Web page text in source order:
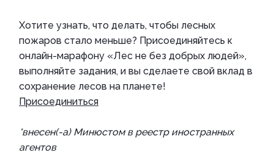
Хотите узнать, что делать, чтобы лесных
пожаров стало меньше? Присоединяйтесь к
онлайн-марафону «Лес не без добрых людей»,
выполняйте задания, и вы сделаете свой вклад в
сохранение лесов на планете!
Присоединиться
*внесен(-а) Минюстом в реестр иностранных
агентов